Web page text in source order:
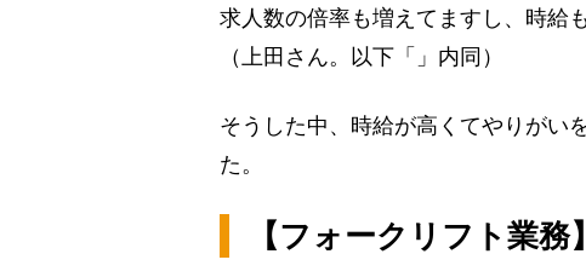
求人数の倍率も増えてますし、時給
（上田さん。以下「」内同）
そうした中、時給が高くてやりがい
た。
【フォークリフト業務】